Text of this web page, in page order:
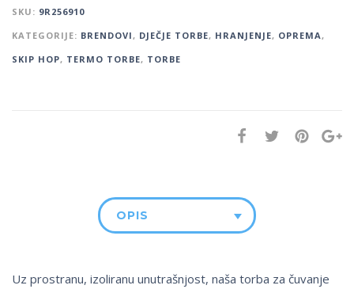
SKU: 9R256910
KATEGORIJE: BRENDOVI, DJEČJE TORBE, HRANJENJE, OPREMA,
SKIP HOP, TERMO TORBE, TORBE
OPIS
Uz prostranu, izoliranu unutrašnjost, naša torba za čuvanje